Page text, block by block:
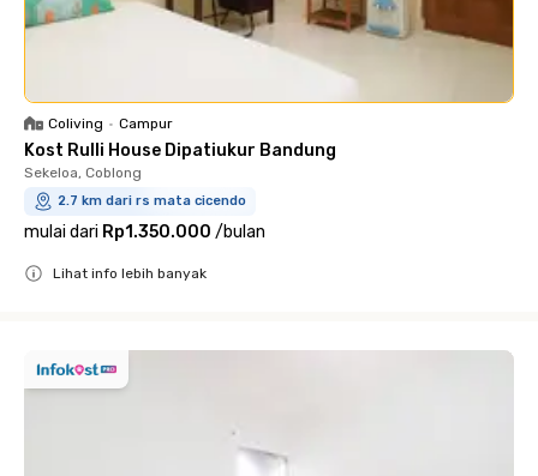
Coliving • Campur
Kost Rulli House Dipatiukur Bandung
Sekeloa, Coblong
2.7 km dari rs mata cicendo
mulai dari Rp1.350.000 /bulan
Lihat info lebih banyak